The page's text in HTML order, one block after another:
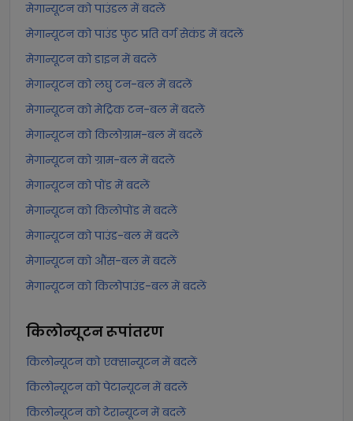
मेगान्यूटन को पाउंडल में बदलें
मेगान्यूटन को पाउंड फुट प्रति वर्ग सेकंड में बदलें
मेगान्यूटन को डाइन में बदलें
मेगान्यूटन को लघु टन-बल में बदलें
मेगान्यूटन को मेट्रिक टन-बल में बदलें
मेगान्यूटन को किलोग्राम-बल में बदलें
मेगान्यूटन को ग्राम-बल में बदलें
मेगान्यूटन को पोंड में बदलें
मेगान्यूटन को किलोपोंड में बदलें
मेगान्यूटन को पाउंड-बल में बदलें
मेगान्यूटन को औंस-बल में बदलें
मेगान्यूटन को किलोपाउंड-बल में बदलें
किलोन्यूटनरूपांतरण
किलोन्यूटन को एक्सान्यूटन में बदलें
किलोन्यूटन को पेटान्यूटन में बदलें
किलोन्यूटन को टेरान्यूटन में बदलें